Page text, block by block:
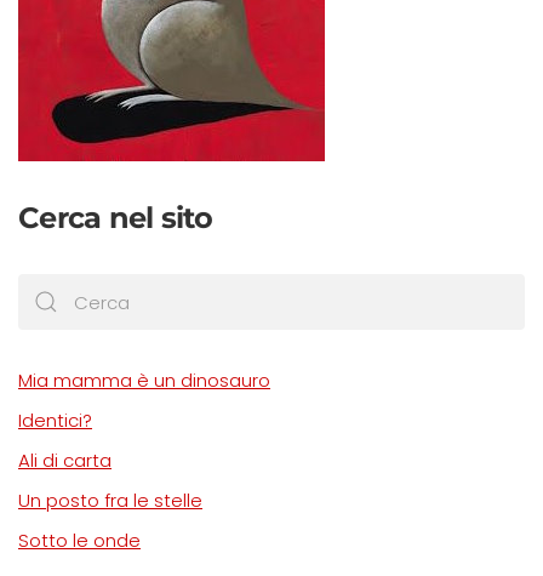
Cerca nel sito
Mia mamma è un dinosauro
Identici?
Ali di carta
Un posto fra le stelle
Sotto le onde